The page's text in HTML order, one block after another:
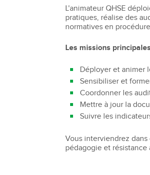
L'animateur QHSE
pratiques, réalise des
normatives en
Les missions
Déployer et animer
Sensibiliser et
Coordonner les
Mettre à jour la
Suivre les
Vous interviendrez
pédagogie et résistance